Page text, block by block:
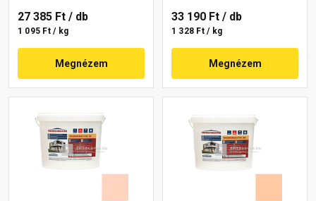
27 385 Ft / db
1 095 Ft / kg
Megnézem
33 190 Ft / db
1 328 Ft / kg
Megnézem